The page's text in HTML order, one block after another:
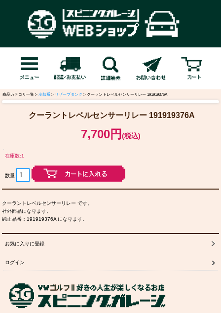
商品カテゴリ一覧 > 冷却系 > リザーブタンク > クーラントレベルセンサーリレー 191919376A
クーラントレベルセンサーリレー 191919376A
7,700円 (税込)
在庫数:1
数量
クーラントレベルセンサーリレー です。
社外部品になります。
純正品番：191919376A になります。
お気に入りに登録
ログイン